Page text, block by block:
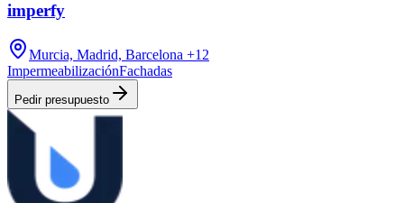
imperfy
Murcia, Madrid, Barcelona +12
ImpermeabilizaciónFachadas
Pedir presupuesto